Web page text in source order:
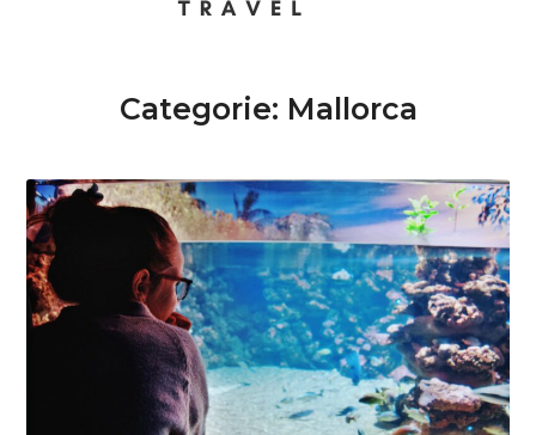
Categorie: Mallorca